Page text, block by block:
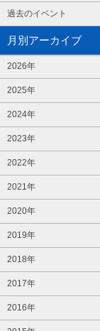
過去のイベント
月別アーカイブ
2026年
2025年
2024年
2023年
2022年
2021年
2020年
2019年
2018年
2017年
2016年